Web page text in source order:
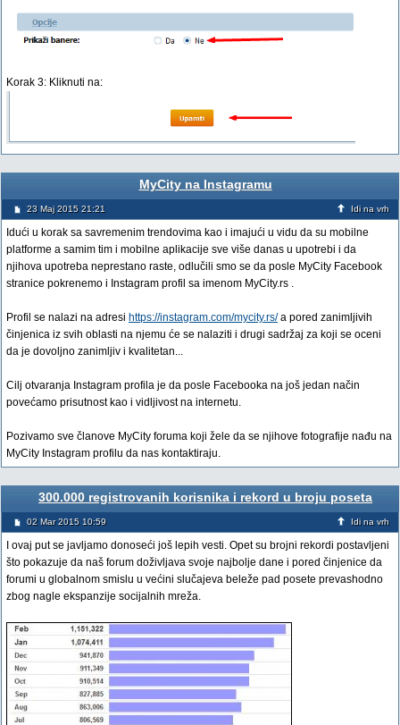
Korak 3: Kliknuti na:
MyCity na Instagramu
23 Maj 2015 21:21 Idi na vrh
Idući u korak sa savremenim trendovima kao i imajući u vidu da su mobilne
platforme a samim tim i mobilne aplikacije sve više danas u upotrebi i da
njihova upotreba neprestano raste, odlučili smo se da posle MyCity Facebook
stranice pokrenemo i Instagram profil sa imenom MyCity.rs .
Profil se nalazi na adresi https://instagram.com/mycity.rs/a pored zanimljivih
činjenica iz svih oblasti na njemu će se nalaziti i drugi sadržaj za koji se oceni
da je dovoljno zanimljiv i kvalitetan...
Cilj otvaranja Instagram profila je da posle Facebooka na još jedan način
povećamo prisutnost kao i vidljivost na internetu.
Pozivamo sve članove MyCity foruma koji žele da se njihove fotografije nađu na
MyCity Instagram profilu da nas kontaktiraju.
300.000 registrovanih korisnika i rekord u broju poseta
02 Mar 2015 10:59 Idi na vrh
I ovaj put se javljamo donoseći još lepih vesti. Opet su brojni rekordi postavljeni
što pokazuje da naš forum doživljava svoje najbolje dane i pored činjenice da
forumi u globalnom smislu u većini slučajeva beleže pad posete prevashodno
zbog nagle ekspanzije socijalnih mreža.